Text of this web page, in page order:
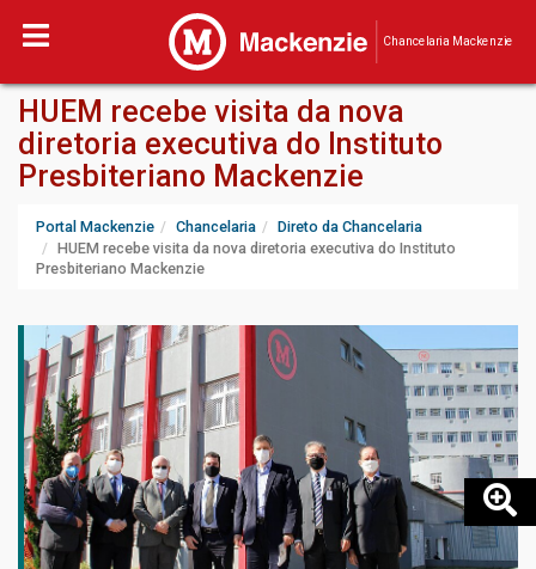
Chancelaria Mackenzie
HUEM recebe visita da nova
diretoria executiva do Instituto
Presbiteriano Mackenzie
Portal Mackenzie Chancelaria
Direto da Chancelaria
HUEM recebe visita da nova diretoria executiva do Instituto
Presbiteriano Mackenzie